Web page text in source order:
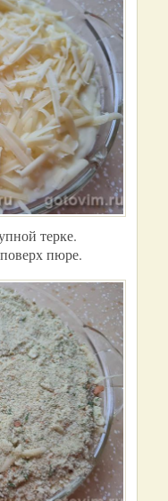
терке.
пюре.